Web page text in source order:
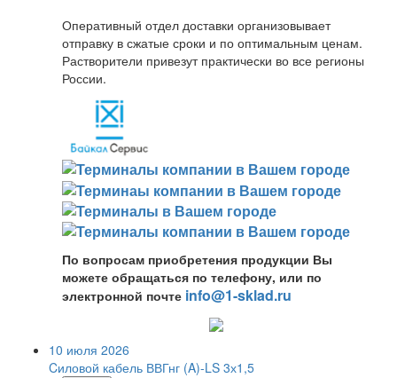
Оперативный отдел доставки организовывает
отправку в сжатые сроки и по оптимальным ценам.
Растворители привезут практически во все регионы
России.
По вопросам приобретения продукции Вы
можете обращаться по телефону, или по
электронной почте info@1-sklad.ru
10 июля 2026
Cиловой кабель ВВГнг (A)-LS 3х1,5